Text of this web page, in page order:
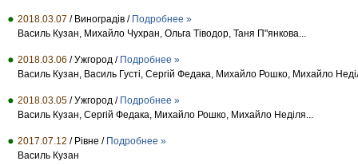
2018.03.07 / Виноградів / Подробнее »
Василь Кузан, Михайло Чухран, Ольга Тіводор, Таня П"янкова...
2018.03.06 / Ужгород / Подробнее »
Василь Кузан, Василь Густі, Сергій Федака, Михайло Рошко, Михайло
2018.03.05 / Ужгород / Подробнее »
Василь Кузан, Сергій Федака, Михайло Рошко, Михайло Неділя...
2017.07.12 / Рівне / Подробнее »
Василь Кузан